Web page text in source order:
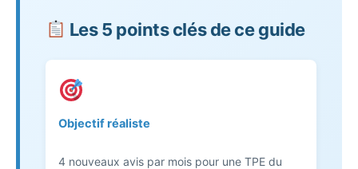
Les 5 points clés de ce guide
Objectif réaliste
4 nouveaux avis par mois pour une TPE du